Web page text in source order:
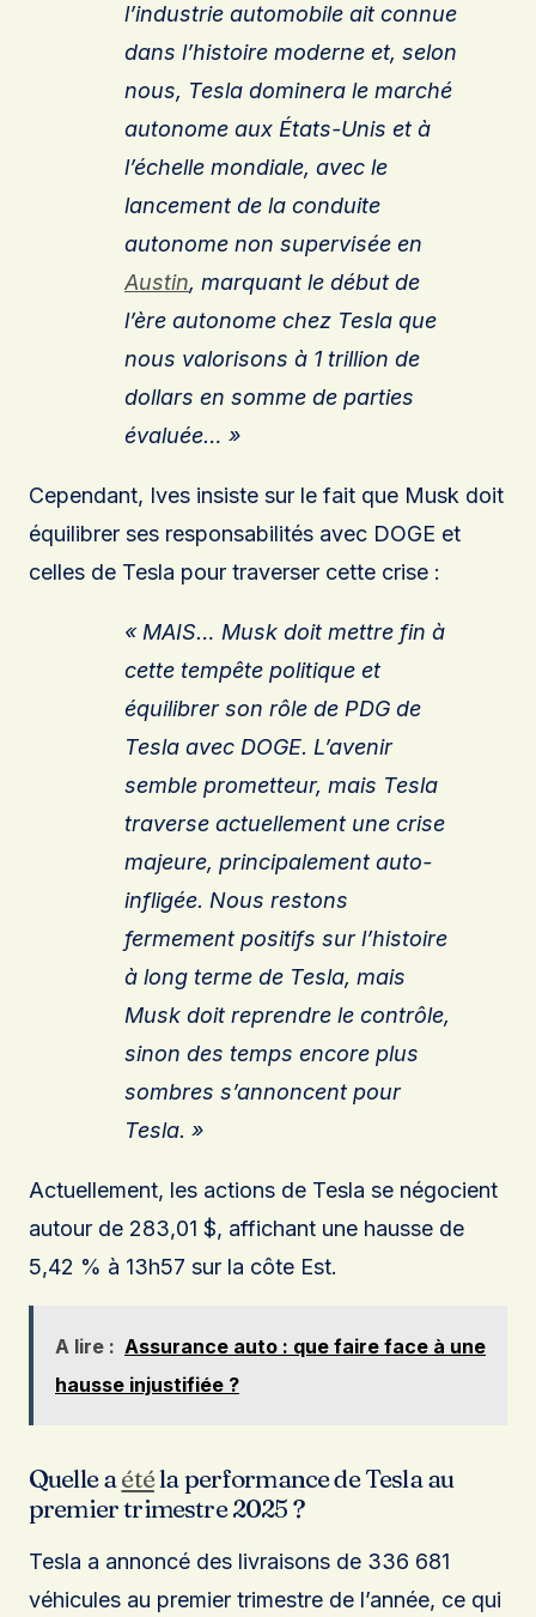
l’industrie automobile ait connue
dans l’histoire moderne et, selon
nous, Tesla dominera le marché
autonome aux États-Unis et à
l’échelle mondiale, avec le
lancement de la conduite
autonome non supervisée en
Austin, marquant le début de
l’ère autonome chez Tesla que
nous valorisons à 1 trillion de
dollars en somme de parties
évaluée… »
Cependant, Ives insiste sur le fait que Musk doit
équilibrer ses responsabilités avec DOGE et
celles de Tesla pour traverser cette crise :
« MAIS… Musk doit mettre fin à
cette tempête politique et
équilibrer son rôle de PDG de
Tesla avec DOGE. L’avenir
semble prometteur, mais Tesla
traverse actuellement une crise
majeure, principalement auto-
infligée. Nous restons
fermement positifs sur l’histoire
à long terme de Tesla, mais
Musk doit reprendre le contrôle,
sinon des temps encore plus
sombres s’annoncent pour
Tesla. »
Actuellement, les actions de Tesla se négocient
autour de 283,01 $, affichant une hausse de
5,42 % à 13h57 sur la côte Est.
A lire : Assurance auto : que faire face à une
hausse injustifiée ?
Quelle aétéla performance de Tesla au
premier trimestre 2025 ?
Tesla a annoncé des livraisons de 336 681
véhicules au premier trimestre de l’année, ce qui